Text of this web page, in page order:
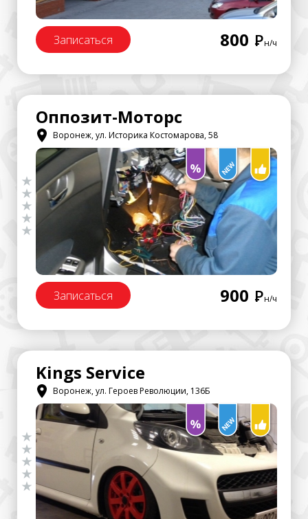
Записаться 800 Рн/ч
Оппозит-Моторс
Воронеж, ул. Историка Костомарова, 58
Записаться 900 Рн/ч
Kings Service
Воронеж, ул. Героев Революции, 136Б